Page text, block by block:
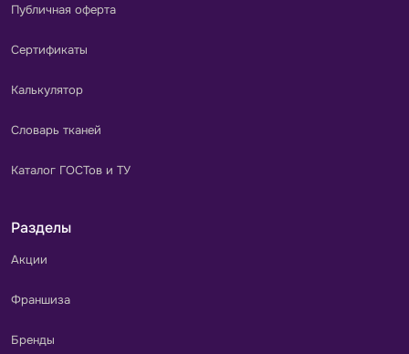
Публичная оферта
Сертификаты
Калькулятор
Словарь тканей
Каталог ГОСТов и ТУ
Разделы
Акции
Франшиза
Бренды